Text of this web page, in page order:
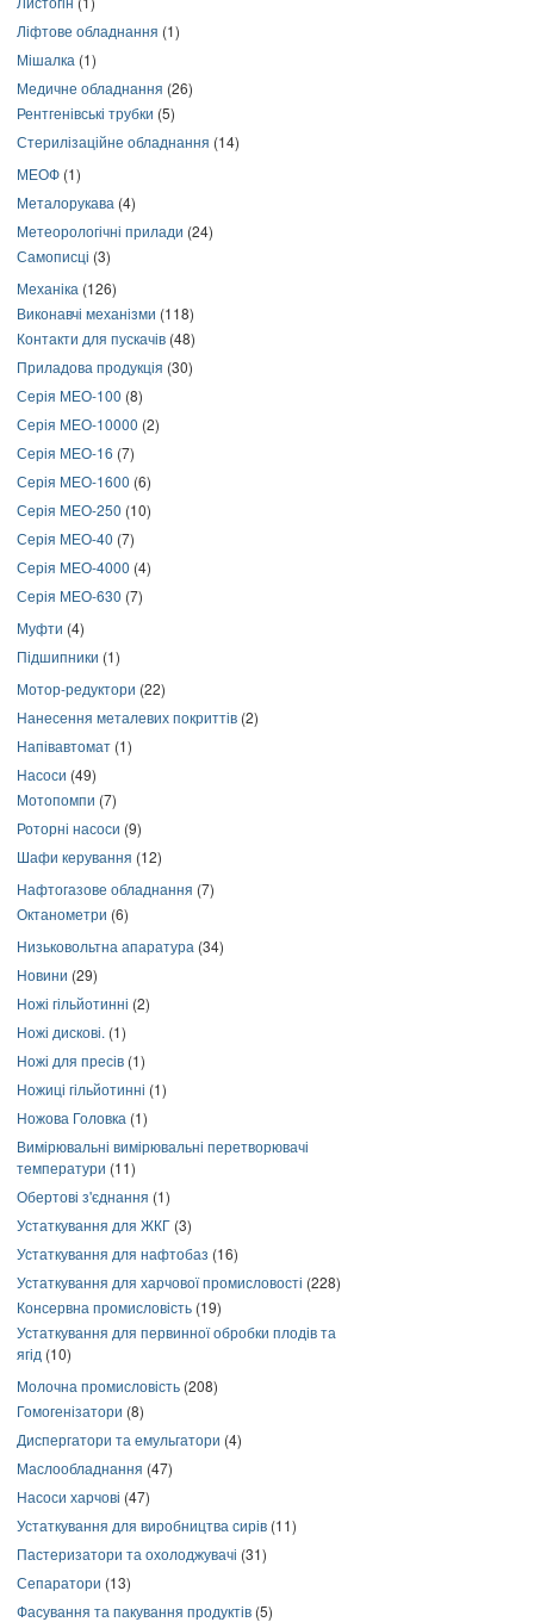
Ліфтове обладнання (1)
Мішалка (1)
Медичне обладнання (26)
Рентгенівські трубки (5)
Стерилізаційне обладнання (14)
МЕОФ (1)
Металорукава (4)
Метеорологічні прилади (24)
Самописці (3)
Механіка (126)
Виконавчі механізми (118)
Контакти для пускачів (48)
Приладова продукція (30)
Серія МЕО-100 (8)
Серія МЕО-10000 (2)
Серія МЕО-16 (7)
Серія МЕО-1600 (6)
Серія МЕО-250 (10)
Серія МЕО-40 (7)
Серія МЕО-4000 (4)
Серія МЕО-630 (7)
Муфти (4)
Підшипники (1)
Мотор-редуктори (22)
Нанесення металевих покриттів (2)
Напівавтомат (1)
Насоси (49)
Мотопомпи (7)
Роторні насоси (9)
Шафи керування (12)
Нафтогазове обладнання (7)
Октанометри (6)
Низьковольтна апаратура (34)
Новини (29)
Ножі гільйотинні (2)
Ножі дискові. (1)
Ножі для пресів (1)
Ножиці гільйотинні (1)
Ножова Головка (1)
Вимірювальні вимірювальні перетворювачі
температури (11)
Обертові з'єднання (1)
Устаткування для ЖКГ (3)
Устаткування для нафтобаз (16)
Устаткування для харчової промисловості (228)
Консервна промисловість (19)
Устаткування для первинної обробки плодів та
ягід (10)
Молочна промисловість (208)
Гомогенізатори (8)
Диспергатори та емульгатори (4)
Маслообладнання (47)
Насоси харчові (47)
Устаткування для виробництва сирів (11)
Пастеризатори та охолоджувачі (31)
Сепаратори (13)
Фасування та пакування продуктів (5)